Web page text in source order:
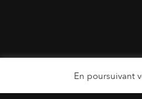
En poursuivant